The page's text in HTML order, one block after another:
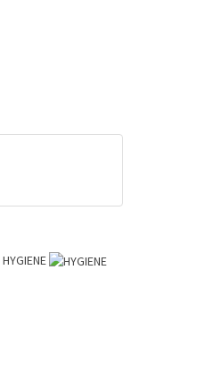
HYGIENE